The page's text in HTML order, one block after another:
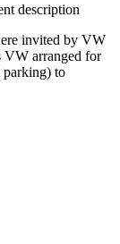
description
invited by VW
VW arranged for
parking) to